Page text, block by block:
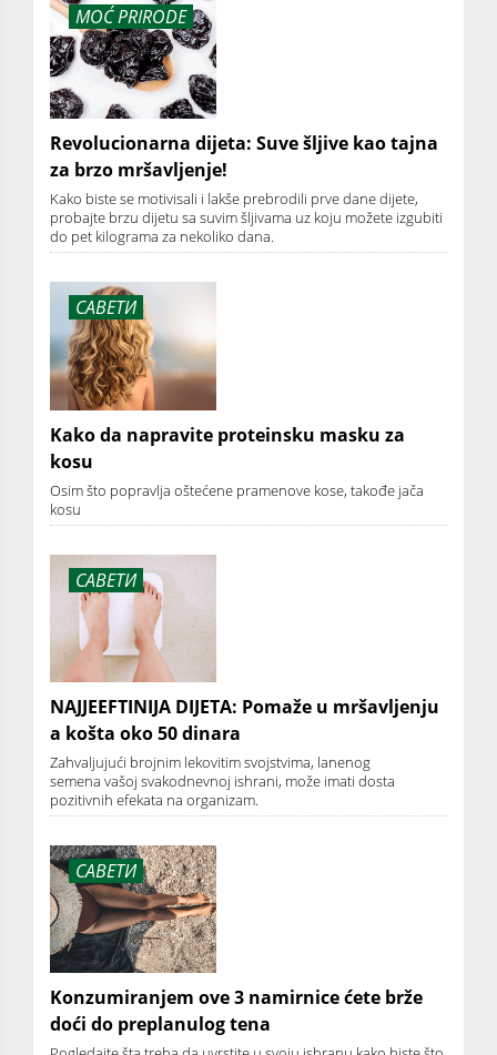
MOĆ PRIRODE
Revolucionarna dijeta: Suve šljive kao tajna
za brzo mršavljenje!
Kako biste se motivisali i lakše prebrodili prve dane dijete,
probajte brzu dijetu sa suvim šljivama uz koju možete izgubiti
do pet kilograma za nekoliko dana.
САВЕТИ
Kako da napravite proteinsku masku za
kosu
Osim što popravlja oštećene pramenove kose, takođe jača
kosu
САВЕТИ
NAJJEEFTINIJA DIJETA: Pomaže u mršavljenju
a košta oko 50 dinara
Zahvaljujući brojnim lekovitim svojstvima, lanenog
semena vašoj svakodnevnoj ishrani, može imati dosta
pozitivnih efekata na organizam.
САВЕТИ
Konzumiranjem ove 3 namirnice ćete brže
doći do preplanulog tena